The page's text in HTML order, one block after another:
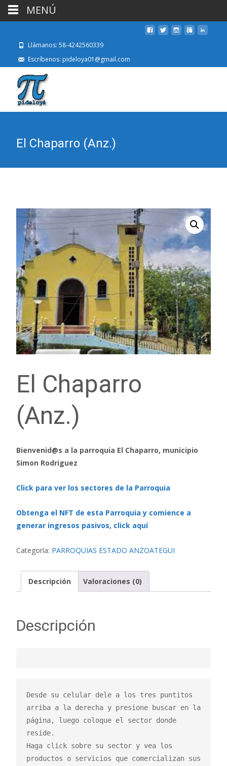
Llámanos: 58-4242560339
Escríbenos: pideloya01@gmail.com
El Chaparro (Anz.)
El Chaparro
(Anz.)
Bienvenid@s a la parroquia El Chaparro, municipio
Simon Rodriguez
Click para ver los sectores de la Parroquia
Obtenga el NFT de esta Parroquia y comience a
generar ingresos pasivos, click aquí
Categoría: PARROQUIAS ESTADO ANZOATEGUI
Descripción Valoraciones (0)
Descripción
Desde su celular dele a los tres puntitos
arriba a la derecha y presione buscar en la
página, luego coloque el sector donde
reside.
Haga click sobre su sector y vea los
productos o servicios que comercializan sus
MENÚ